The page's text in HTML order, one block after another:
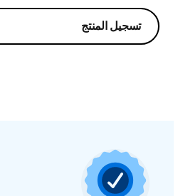
تسجيل المنتج